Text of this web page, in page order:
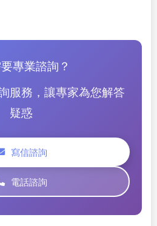
專業諮詢？
服務，讓專家為您解答
疑惑
寫信諮詢
電話諮詢